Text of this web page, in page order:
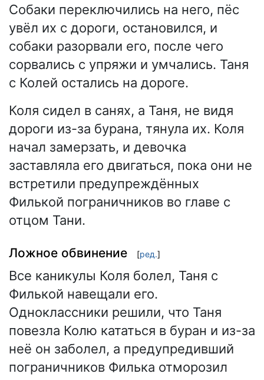
Собаки переключились на него, пёс
увёл их с дороги, остановился, и
собаки разорвали его, после чего
сорвались с упряжи и умчались. Таня
с Колей остались на дороге.
Коля сидел в санях, а Таня, не видя
дороги из-за бурана, тянула их. Коля
начал замерзать, и девочка
заставляла его двигаться, пока они не
встретили предупреждённых
Филькой пограничников во главе с
отцом Тани.
Ложное обвинение [ред.]
Все каникулы Коля болел, Таня с
Филькой навещали его.
Одноклассники решили, что Таня
повезла Колю кататься в буран и из-за
неё он заболел, а предупредивший
пограничников Филька отморозил